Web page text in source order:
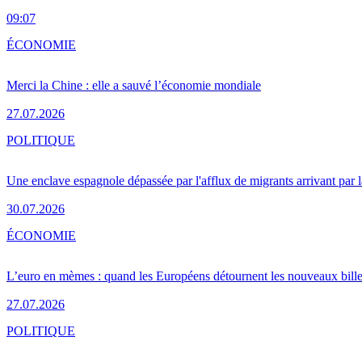
09:07
Merci la Chine : elle a sauvé l’économie mondiale
27.07.2026
ÉCONOMIE
Une enclave espagnole dépassée par l'afflux de migrants arrivant par
30.07.2026
POLITIQUE
L’euro en mèmes : quand les Européens détournent les nouveaux
27.07.2026
ÉCONOMIE
POLITIQUE